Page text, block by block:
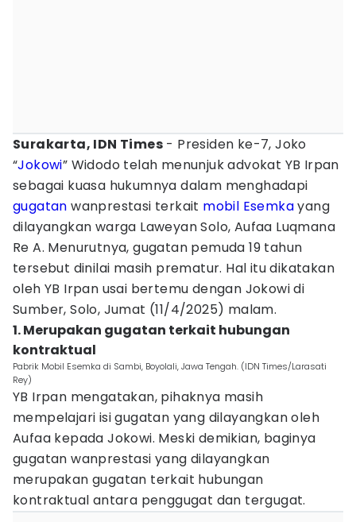
Surakarta, IDN Times - Presiden ke-7, Joko
“Jokowi” Widodo telah menunjuk advokat YB Irpan
sebagai kuasa hukumnya dalam menghadapi
gugatan wanprestasi terkait mobil Esemkayang
dilayangkan warga Laweyan Solo, Aufaa Luqmana
Re A. Menurutnya, gugatan pemuda 19 tahun
tersebut dinilai masih prematur. Hal itu dikatakan
oleh YB Irpan usai bertemu dengan Jokowi di
Sumber, Solo, Jumat (11/4/2025) malam.
1. Merupakan gugatan terkait hubungan
kontraktual
Pabrik Mobil Esemka di Sambi, Boyolali, Jawa Tengah. (IDN Times/Larasati
Rey)
YB Irpan mengatakan, pihaknya masih
mempelajari isi gugatan yang dilayangkan oleh
Aufaa kepada Jokowi. Meski demikian, baginya
gugatan wanprestasi yang dilayangkan
merupakan gugatan terkait hubungan
kontraktual antara penggugat dan tergugat.